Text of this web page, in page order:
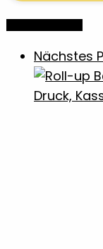
Nächstes